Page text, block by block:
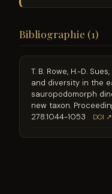
Bibliographie (1)
T. B. Rowe, H.-D.
and diversity in the
sauropodomorph
new taxon.
278:1044-1053
DOI ↗